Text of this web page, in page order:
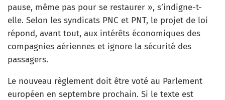
pause, même pas pour se restaurer », s’indigne-t-
elle. Selon les syndicats PNC et PNT, le projet de loi
répond, avant tout, aux intérêts économiques des
compagnies aériennes et ignore la sécurité des
passagers.
Le nouveau règlement doit être voté au Parlement
européen en septembre prochain. Si le texte est